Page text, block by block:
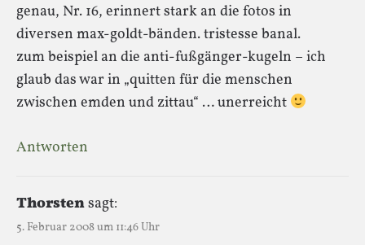
genau, Nr. 16, erinnert stark an die fotos in
diversen max-goldt-bänden. tristesse banal.
zum beispiel an die anti-fußgänger-kugeln – ich
glaub das war in „quitten für die menschen
zwischen emden und zittau“ … unerreicht
Antworten
Thorstensagt:
5. Februar 2008 um 11:46 Uhr